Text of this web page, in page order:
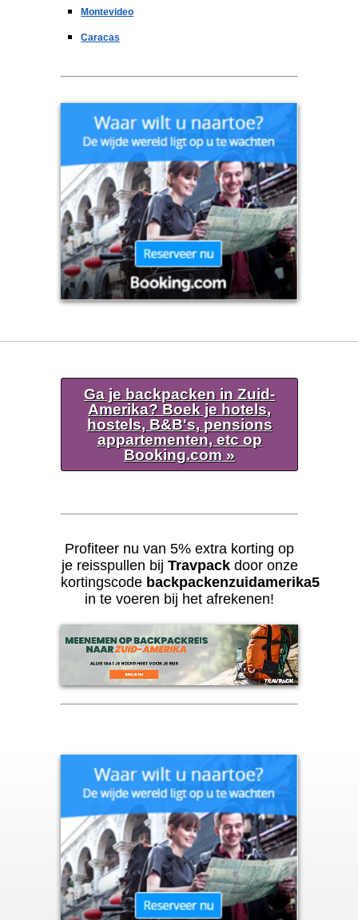
Montevideo
Caracas
Ga je backpacken in Zuid-
Amerika? Boek je hotels,
hostels, B&B's, pensions
appartementen, etc op
Booking.com »
Profiteer nu van 5% extra korting op
je reisspullen bij Travpackdoor onze
kortingscode backpackenzuidamerika5
in te voeren bij het afrekenen!